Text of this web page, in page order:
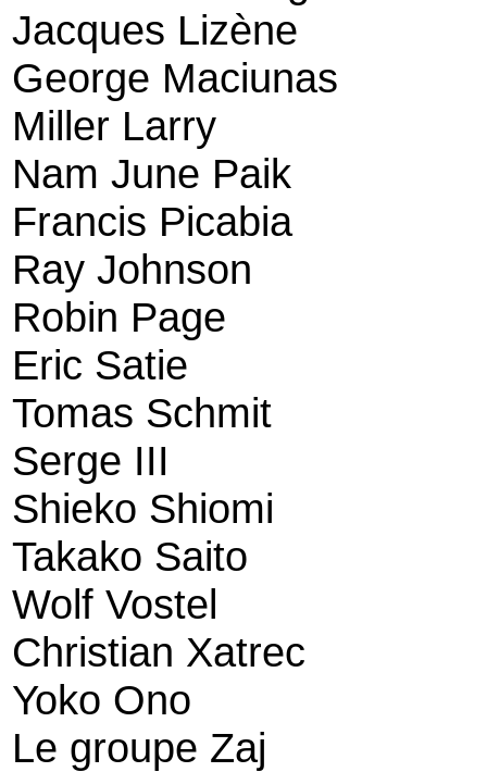
Jacques Lizène
George Maciunas
Miller Larry
Nam June Paik
Francis Picabia
Ray Johnson
Robin Page
Eric Satie
Tomas Schmit
Serge III
Shieko Shiomi
Takako Saito
Wolf Vostel
Christian Xatrec
Yoko Ono
Le groupe Zaj